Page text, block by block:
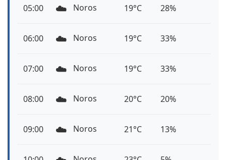
05:00 ☁️ Noros 19°C 28%
06:00 ☁️ Noros 19°C 33%
07:00 ☁️ Noros 19°C 33%
08:00 ☁️ Noros 20°C 20%
09:00 ☁️ Noros 21°C 13%